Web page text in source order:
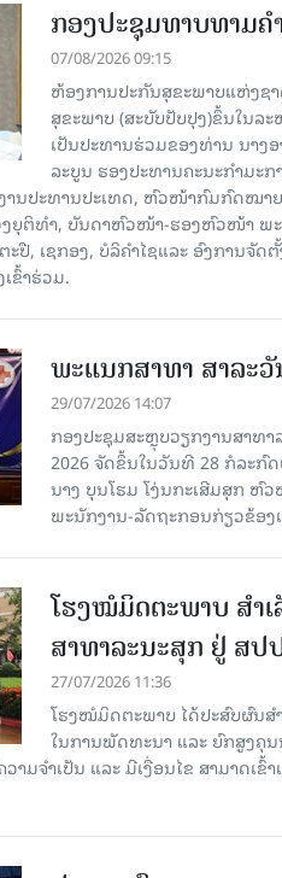
ກອງປະຊຸມທາບທາມ
07/08/2026 09:15
ຫ້ອງການປະກັນສຸຂະພາບແຫ່ງຊ
ສຸຂະພາບ (ສະບັບປັບປຸງ)ຂຶ້ນໃນລ
ເປັນປະທານຮ່ວມຂອງທ່ານ ນາງ
ລະບູນ ຮອງປະທານຄະນະກຳມະ
ນປະທານປະເທດ, ຫົວໜ້າກົມກົດໝາ
ຕິທໍາ, ບັນດາຫົວໜ້າ-ຮອງຫົວໜ້າ ພະ
ປື, ເຊກອງ, ບໍລິຄໍາໄຊແລະ ອົງການຈັດ
ຂົ້າຮ່ວມ.
ພະແນກສາທາ ສາລະ
29/07/2026 14:07
ກອງປະຊຸມສະຫຼຸບວຽກງານສາທ
2026 ຈັດຂຶ້ນໃນວັນທີ 28 ກໍລະກົ
ນາງ ບຸນໂຮມ ໂງ່ນກະເສີມສຸກ
ພະນັກງານ-ລັດຖະກອນກ່ຽວຂ້ອງ
ໂຮງໝໍມິດຕະພາບ ສໍາ
ສາທາລະນະສຸກ ຢູ່ ສປ
27/07/2026 11:36
ໂຮງໝໍມິດຕະພາບ ໄດ້ປະສົບຜົນສໍ
ໃນການພັດທະນາ ແລະ ຍົກສູງຄຸ
ມຈໍາເປັນ ແລະ ມີເງື່ອນໄຂ ສາມາດເ